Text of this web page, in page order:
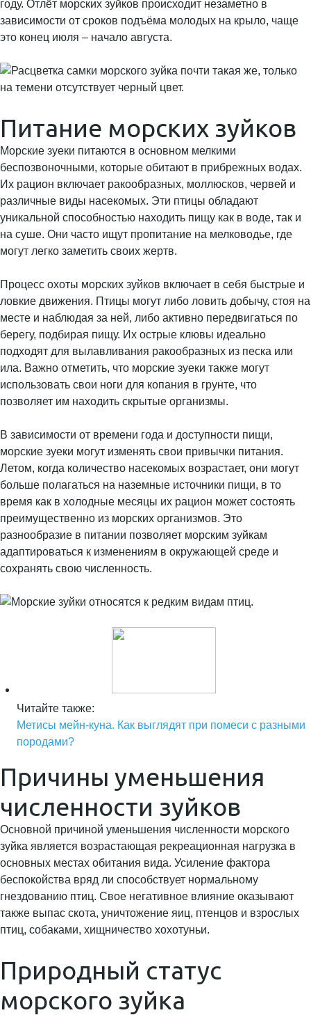
году. Отлёт морских зуйков происходит незаметно в
зависимости от сроков подъёма молодых на крыло, чаще
это конец июля – начало августа.
Питание морских зуйков
Морские зуеки питаются в основном мелкими
беспозвоночными, которые обитают в прибрежных водах.
Их рацион включает ракообразных, моллюсков, червей и
различные виды насекомых. Эти птицы обладают
уникальной способностью находить пищу как в воде, так и
на суше. Они часто ищут пропитание на мелководье, где
могут легко заметить своих жертв.
Процесс охоты морских зуйков включает в себя быстрые и
ловкие движения. Птицы могут либо ловить добычу, стоя на
месте и наблюдая за ней, либо активно передвигаться по
берегу, подбирая пищу. Их острые клювы идеально
подходят для вылавливания ракообразных из песка или
ила. Важно отметить, что морские зуеки также могут
использовать свои ноги для копания в грунте, что
позволяет им находить скрытые организмы.
В зависимости от времени года и доступности пищи,
морские зуеки могут изменять свои привычки питания.
Летом, когда количество насекомых возрастает, они могут
больше полагаться на наземные источники пищи, в то
время как в холодные месяцы их рацион может состоять
преимущественно из морских организмов. Это
разнообразие в питании позволяет морским зуйкам
адаптироваться к изменениям в окружающей среде и
сохранять свою численность.
Читайте также:
Метисы мейн-куна. Как выглядят при помеси с разными
породами?
Причины уменьшения
численности зуйков
Основной причиной уменьшения численности морского
зуйка является возрастающая рекреационная нагрузка в
основных местах обитания вида. Усиление фактора
беспокойства вряд ли способствует нормальному
гнездованию птиц. Свое негативное влияние оказывают
также выпас скота, уничтожение яиц, птенцов и взрослых
птиц, собаками, хищничество хохотуньи.
Природный статус
морского зуйка